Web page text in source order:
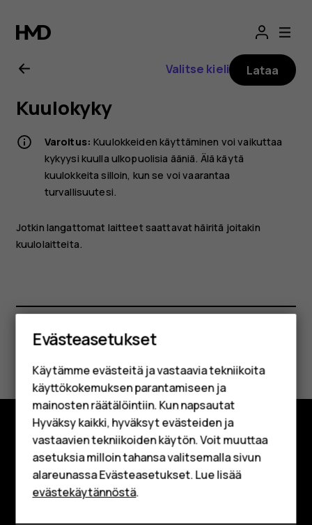
Nokia
2.1
käyttöopas
Älypuhelimet
Perinteiset puhelimet
Lisävarusteet
HMD Terra M
Yrityksille
Tabletit
Shop
Valitse kieli Lataa
Kuulokyky
Varoitus: Kuulokkeiden käyttäminen voi vaikuttaa
kykyysi kuulla ulkopuolisia ääniä. Älä käytä
kuulokkeita silloin, kun se voi vaarantaa
turvallisuutesi.
Jotkin langattomat laitteet saattavat häiritä joitakin
kuulolaitteita.
Oliko tästä apua?
Kyllä Ei
Tutustu
Tietoa meistä
Evästeasetukset
Käytämme evästeitä ja vastaavia tekniikoita
käyttökokemuksen parantamiseen ja
mainosten räätälöintiin. Kun napsautat
Hyväksy kaikki, hyväksyt evästeiden ja
vastaavien tekniikoiden käytön. Voit muuttaa
asetuksia milloin tahansa valitsemalla sivun
alareunassa Evästeasetukset. Lue lisää
evästekäytännöstä.